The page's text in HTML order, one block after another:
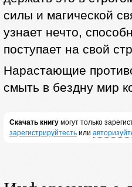
силы и магической
узнает нечто,
поступает на свой
Нарастающие
смыть в бездну мир
Скачать книгумогут только
зарегистрируйтестьили